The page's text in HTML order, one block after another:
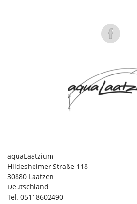
aquaLaatzium
Hildesheimer Straße 118
30880 Laatzen
Deutschland
Tel. 05118602490